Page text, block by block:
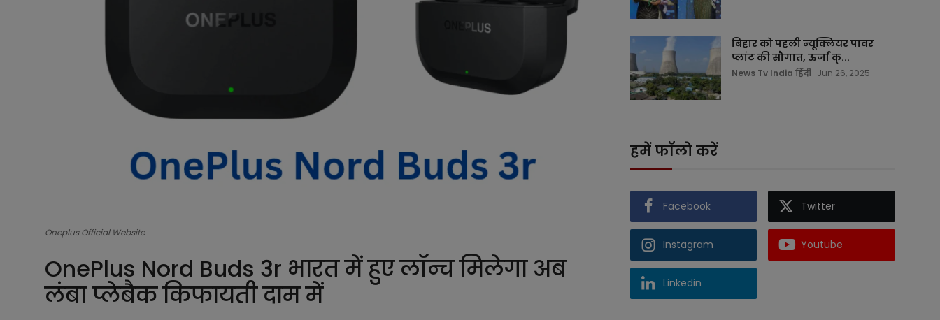
Oneplus Official Website
OnePlus Nord Buds 3r भारत में हुए लॉन्च मिलेगा अब
लंबा प्लेबैक किफायती दाम में
बिहार को पहली न्यूक्लियर पावर
प्लांट की सौगात, ऊर्जा क्...
News Tv India हिंदी Jun 26, 2025
हमें फॉलो करें
Facebook Twitter
Instagram Youtube
Linkedin